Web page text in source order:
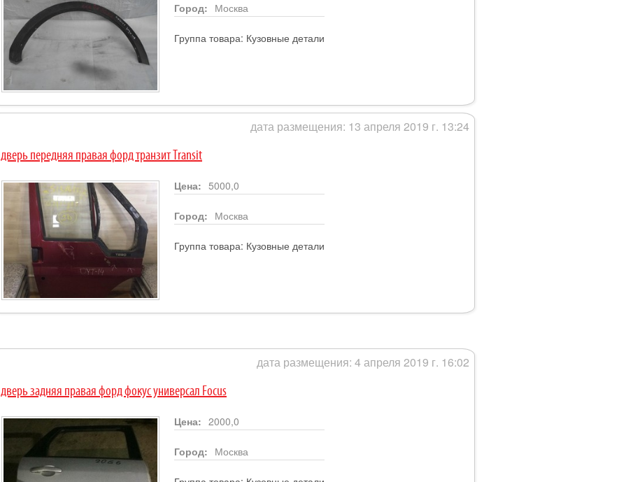
Город: Москва
Группа товара: Кузовные детали
дата размещения: 13 апреля 2019 г. 13:24
дверь передняя правая форд транзит Transit
Цена: 5000,0
Город: Москва
Группа товара: Кузовные детали
дата размещения: 4 апреля 2019 г. 16:02
дверь задняя правая форд фокус универсал Focus
Цена: 2000,0
Город: Москва